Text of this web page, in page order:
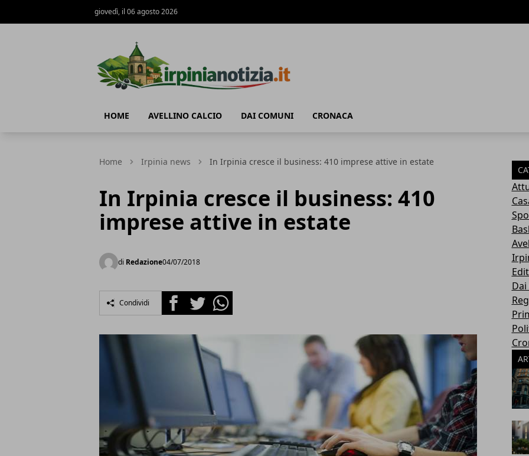
giovedì, il 06 agosto 2026
HOME AVELLINO CALCIO DAI COMUNI CRONACA
Home Irpinia news In Irpinia cresce il business: 410 imprese attive in estate
In Irpinia cresce il business: 410
imprese attive in estate
di Redazione04/07/2018
Condividi FacebookTwitterWhatsapp